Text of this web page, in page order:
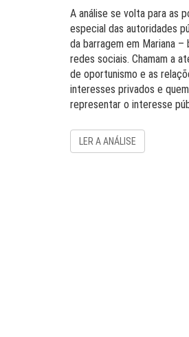
A análise se volta para as
especial das autoridades
da barragem em Mariana
redes sociais. Chamam a
de oportunismo e as
interesses privados e
representar o interesse
LER A ANÁLISE